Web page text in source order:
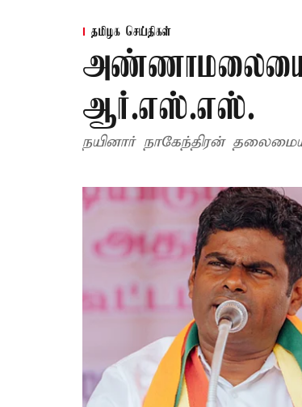
தமிழக செய்திகள்
அண்ணாமலையை
ஆர்.எஸ்.எஸ்.
நயினார் நாகேந்திரன்